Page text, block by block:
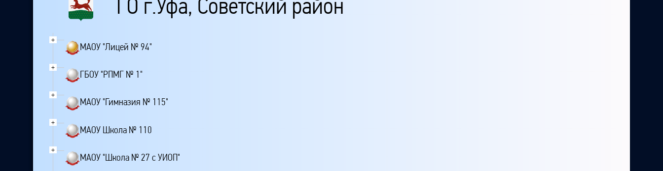
ГО г.Уфа, Советский район
+
МАОУ "Лицей № 94"
+
ГБОУ "РПМГ № 1"
+
МАОУ "Гимназия № 115"
+
МАОУ Школа № 110
+
МАОУ "Школа № 27 с УИОП"